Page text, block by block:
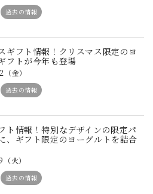
過去の情報
ギフト情報！クリスマス限定のヨ
フトが今年も登場
金）
過去の情報
ト情報！特別なデザインの限定パ
、ギフト限定のヨーグルトを詰合
火）
過去の情報